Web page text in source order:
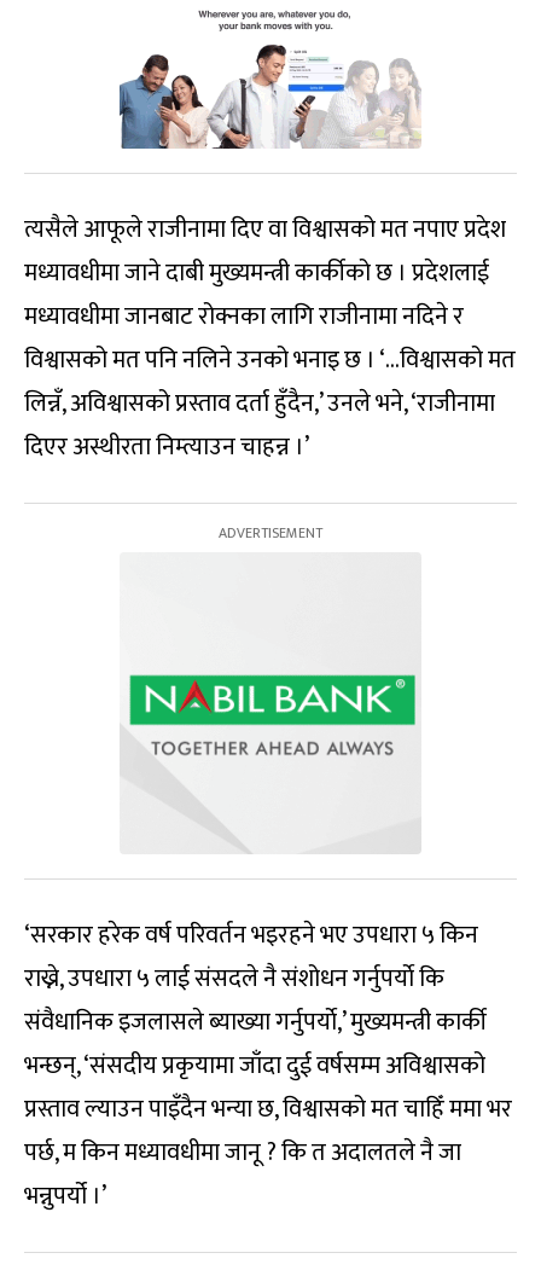
त्यसैले आफूले राजीनामा दिए वा विश्वासको मत नपाए प्रदेश
मध्यावधीमा जाने दाबी मुख्यमन्त्री कार्कीको छ । प्रदेशलाई
मध्यावधीमा जानबाट रोक्नका लागि राजीनामा नदिने र
विश्वासको मत पनि नलिने उनको भनाइ छ । ‘…विश्वासको मत
लिन्नँ, अविश्वासको प्रस्ताव दर्ता हुँदैन,’ उनले भने, ‘राजीनामा
दिएर अस्थीरता निम्त्याउन चाहन्न ।’
‘सरकार हरेक वर्ष परिवर्तन भइरहने भए उपधारा ५ किन
राख्ने, उपधारा ५ लाई संसदले नै संशोधन गर्नुपर्याे कि
संवैधानिक इजलासले ब्याख्या गर्नुपर्याे,’ मुख्यमन्त्री कार्की
भन्छन्, ‘संसदीय प्रकृयामा जाँदा दुई वर्षसम्म अविश्वासको
प्रस्ताव ल्याउन पाइँदैन भन्या छ, विश्वासको मत चाहिँ ममा भर
पर्छ, म किन मध्यावधीमा जानू ? कि त अदालतले नै जा
भन्नुपर्यो ।’